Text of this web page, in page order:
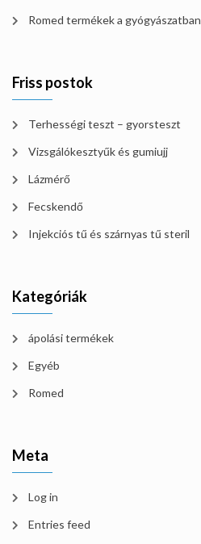
Romed termékek a gyógyászatban
Friss postok
Terhességi teszt – gyorsteszt
Vizsgálókesztyűk és gumiujj
Lázmérő
Fecskendő
Injekciós tű és szárnyas tű steril
Kategóriák
ápolási termékek
Egyéb
Romed
Meta
Log in
Entries feed